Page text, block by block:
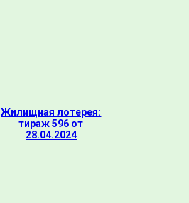
Жилищная лотерея:
тираж 596 от
28.04.2024